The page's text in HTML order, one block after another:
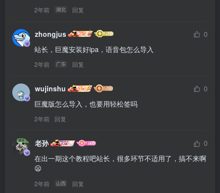
2年前 湖北 回复
zhongjus
0
站长，巨魔安装好ipa，语音包怎么导入
2年前 广东 回复
wujinshu
0
巨魔版怎么导入，也要用轻松签吗
2年前 回复
老孙
0
在出一期这个教程吧站长，很多环节不适用了，搞不来啊
😦
2年前 山西 回复